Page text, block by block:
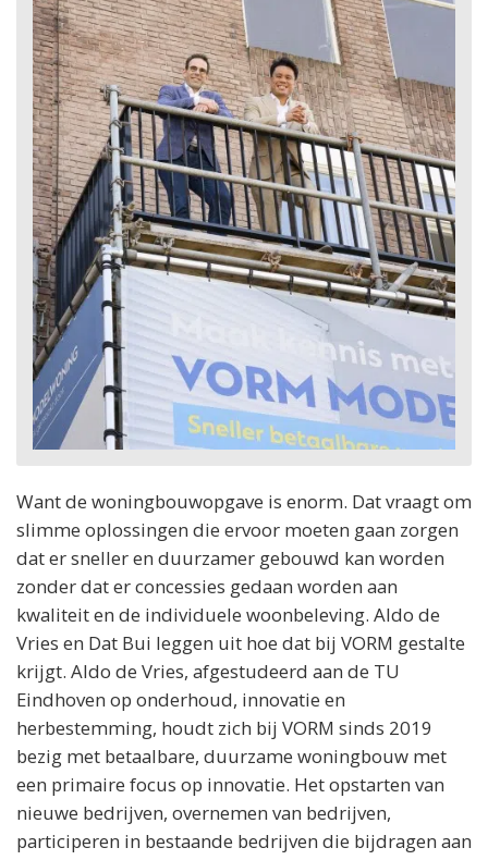
Want de woningbouwopgave is enorm. Dat vraagt om
slimme oplossingen die ervoor moeten gaan zorgen
dat er sneller en duurzamer gebouwd kan worden
zonder dat er concessies gedaan worden aan
kwaliteit en de individuele woonbeleving. Aldo de
Vries en Dat Bui leggen uit hoe dat bij VORM gestalte
krijgt. Aldo de Vries, afgestudeerd aan de TU
Eindhoven op onderhoud, innovatie en
herbestemming, houdt zich bij VORM sinds 2019
bezig met betaalbare, duurzame woningbouw met
een primaire focus op innovatie. Het opstarten van
nieuwe bedrijven, overnemen van bedrijven,
participeren in bestaande bedrijven die bijdragen aan